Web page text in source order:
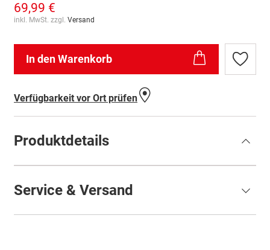
69,99 €
inkl. MwSt. zzgl. Versand
In den Warenkorb
Zur
Verfügbarkeit vor Ort prüfen
Produktdetails
Service & Versand